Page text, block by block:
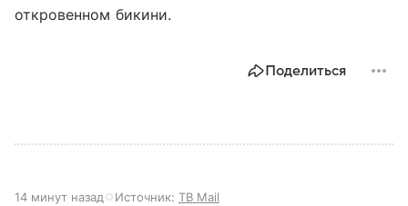
откровенном бикини.
Поделиться
14 минут назад Источник: ТВ Mail